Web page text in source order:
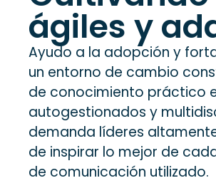
ágiles y
Ayudo a la adopción y
un entorno de cambio
de conocimiento práctico
autogestionados y
demanda líderes
de inspirar lo mejor de
de comunicación utilizado.